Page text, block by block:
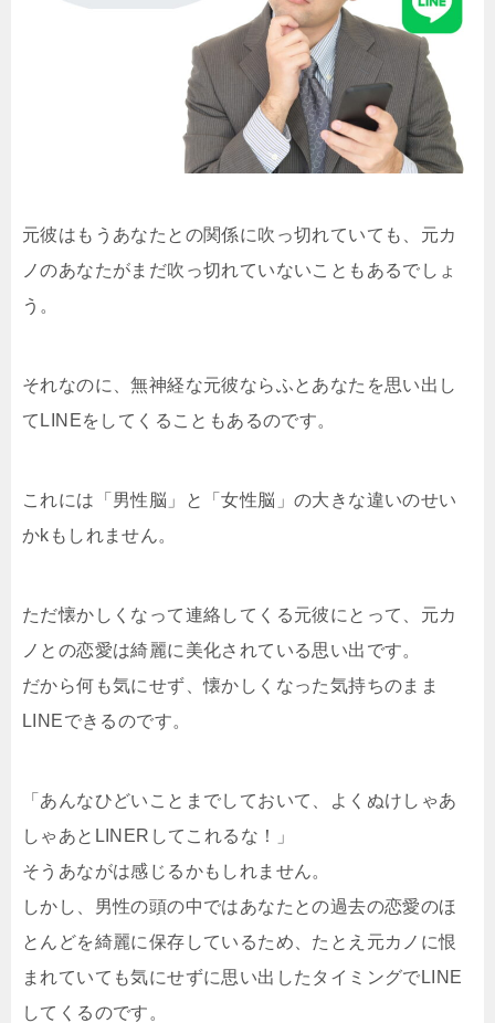
元彼はもうあなたとの関係に吹っ切れていても、元カ
ノのあなたがまだ吹っ切れていないこともあるでしょ
う。
それなのに、無神経な元彼ならふとあなたを思い出し
てLINEをしてくることもあるのです。
これには「男性脳」と「女性脳」の大きな違いのせい
かkもしれません。
ただ懐かしくなって連絡してくる元彼にとって、元カ
ノとの恋愛は綺麗に美化されている思い出です。
だから何も気にせず、懐かしくなった気持ちのまま
LINEできるのです。
「あんなひどいことまでしておいて、よくぬけしゃあ
しゃあとLINERしてこれるな！」
そうあながは感じるかもしれません。
しかし、男性の頭の中ではあなたとの過去の恋愛のほ
とんどを綺麗に保存しているため、たとえ元カノに恨
まれていても気にせずに思い出したタイミングでLINE
してくるのです。